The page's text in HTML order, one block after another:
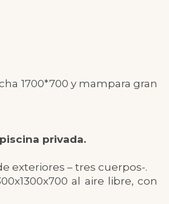
1700*700 y mampara gran
privada.
exteriores – tres cuerpos-.
al aire libre, con